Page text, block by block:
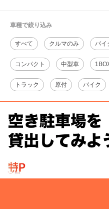
車種で絞り込み
すべて クルマのみ バイ
コンパクト 中型車
トラック 原付 バイク